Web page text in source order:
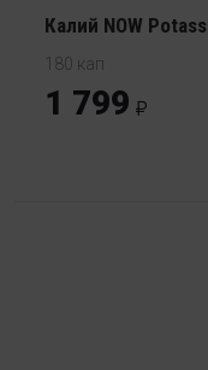
Калий NOW
180 кап
1 799